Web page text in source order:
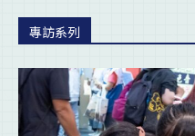
專訪系列